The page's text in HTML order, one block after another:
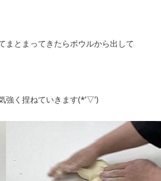
まとまってきたらボウルから出して
く捏ねていきます(*’▽’)